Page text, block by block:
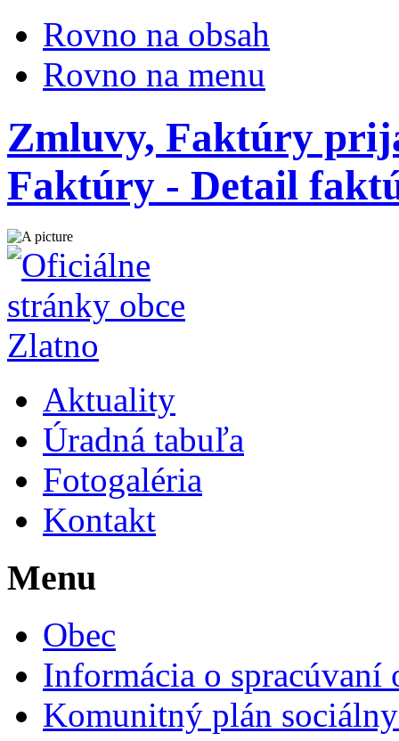
Rovno na obsah
Rovno na menu
Zmluvy, Faktúry
Faktúry - Detail
Aktuality
Úradná tabuľa
Fotogaléria
Kontakt
Menu
Obec
Informácia o spracúvaní
Komunitný plán